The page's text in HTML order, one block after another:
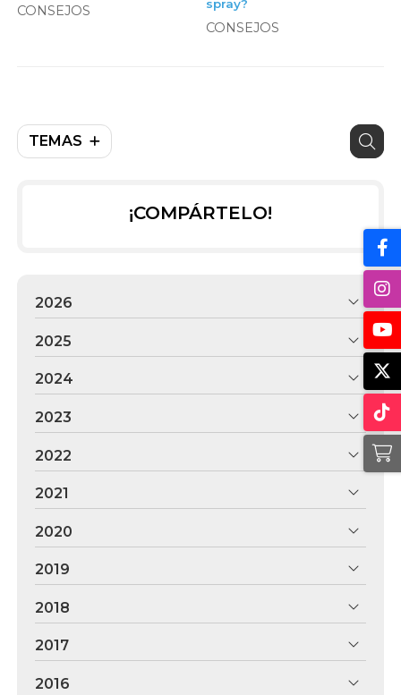
TEMAS
CONSEJOS
spray?
CONSEJOS
¡COMPÁRTELO!
2026
2025
2024
2023
2022
2021
2020
2019
2018
2017
2016